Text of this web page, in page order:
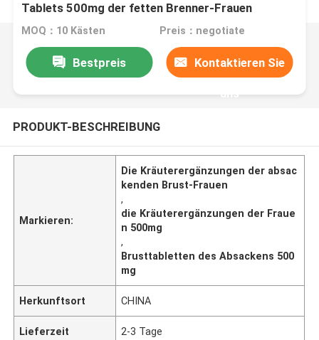
Tablets 500mg der fetten Brenner-Frauen
MOQ：10 Kästen Preis：negotiate
Bestpreis Kontaktieren Sie
uns
PRODUKT-BESCHREIBUNG
Markieren:
Die Kräuterergänzungen der absac
kenden Brust-Frauen
,
die Kräuterergänzungen der Fraue
n 500mg
,
Brusttabletten des Absackens 500
mg
Herkunftsort CHINA
Lieferzeit 2-3 Tage